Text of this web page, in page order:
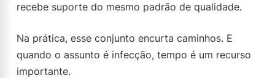
recebe suporte do mesmo padrão de qualidade.
Na prática, esse conjunto encurta caminhos. E
quando o assunto é infecção, tempo é um recurso
importante.